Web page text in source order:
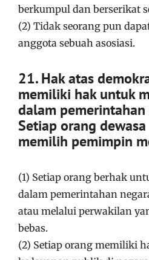
berkumpul dan berserikat
(2) Tidak seorang pun
anggota sebuah asosiasi.
21. Hak atas
memiliki hak untuk
dalam
Setiap orang
memilih pemimpin
(1) Setiap orang berhak
dalam pemerintahan
atau melalui perwakilan
bebas.
(2) Setiap orang memiliki